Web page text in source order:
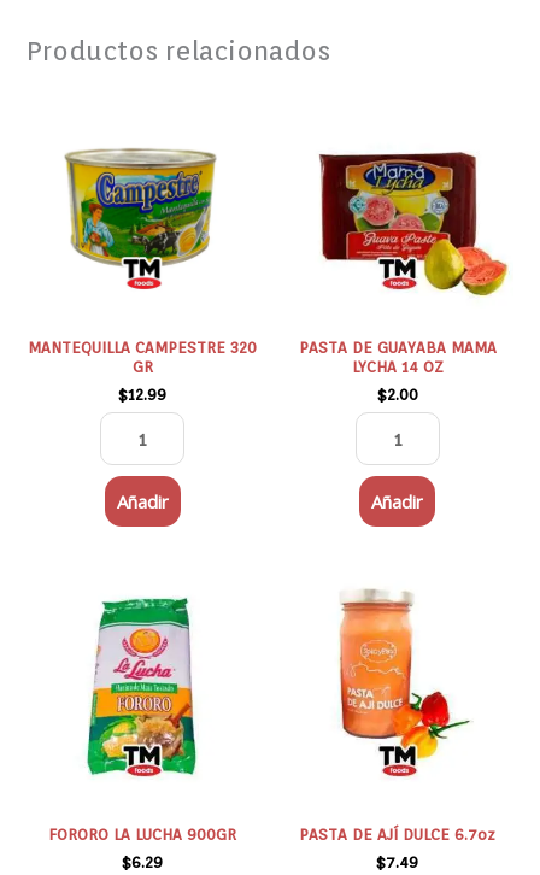
Productos relacionados
MANTEQUILLA CAMPESTRE 320
GR
$12.99
320
GR
cantidad
Añadir
PASTA DE GUAYABA MAMA
LYCHA 14 OZ
$2.00
GUAYABA
MAMA
LYCHA
14
OZ
cantidad
Añadir
FORORO LA LUCHA 900GR
$6.29
LA
LUCHA
900GR
cantidad
PASTA DE AJÍ DULCE 6.7oz
$7.49
DE
AJÍ
DULCE
6.7oz
cantidad